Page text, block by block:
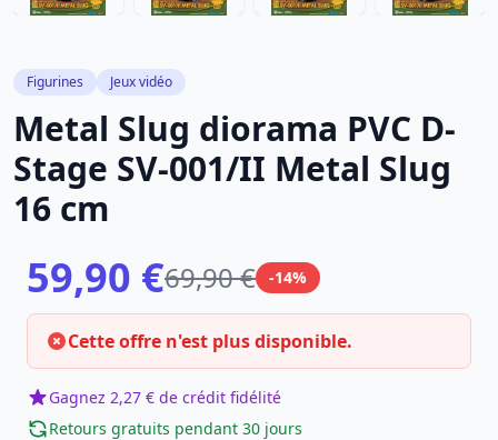
Figurines Jeux vidéo
Metal Slug diorama PVC D-
Stage SV-001/II Metal Slug
16 cm
59,90 €69,90 € -14%
Cette offre n'est plus disponible.
Gagnez 2,27 € de crédit fidélité
Retours gratuits pendant 30 jours